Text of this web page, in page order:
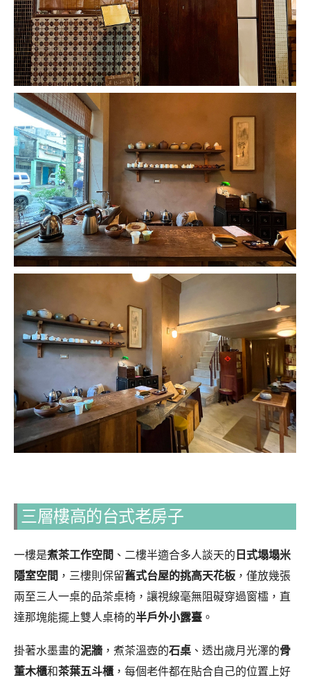
三層樓高的台式老房子
一樓是煮茶工作空間 、二樓半適合多人談天的日式塌塌米
隱室空間 ，三樓則保留舊式台屋的挑高天花板 ，僅放幾張
兩至三人一桌的品茶桌椅，讓視線毫無阻礙穿過窗櫺，直
達那塊能擺上雙人桌椅的半戶外小露臺 。
掛著水墨畫的泥牆 ，煮茶溫壺的石桌 、透出歲月光澤的骨
董木櫃和茶葉五斗櫃 ，每個老件都在貼合自己的位置上好